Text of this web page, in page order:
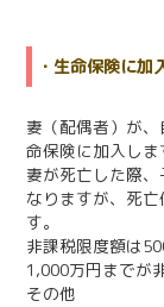
・生命保険に加
妻（配偶者）が
命保険に加入しま
妻が死亡した際
なりますが、死
す。
非課税限度額は
1,000万円までが
その他